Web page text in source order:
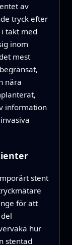
av
tryck efter
i takt med
inom
mest
nära
information
stent
för att
hur
stentad